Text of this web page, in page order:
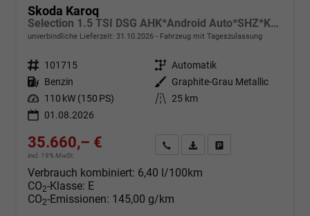
Skoda Karoq
Selection 1.5 TSI DSG AHK*Android Auto*SHZ*Kamera*Keyless*PDC v/h*Klimaauto*SUNSET*LED
unverbindliche Lieferzeit: 31.10.2026 Fahrzeug mit Tageszulassung
Fahrzeugnr. 101715 Getriebe Automatik
Kraftstoff Benzin Außenfarbe
Graphite-Grau Metallic
Leistung 110 kW (150 PS) Kilometerstand 25 km
01.08.2026
35.660,– €
incl. 19% MwSt.
Angebot anfordern
Fahrzeugexpose (PDF)
Verbrauch kombiniert: 6,40 l/100km
CO2-Klasse: E
CO2-Emissionen: 145,00 g/km